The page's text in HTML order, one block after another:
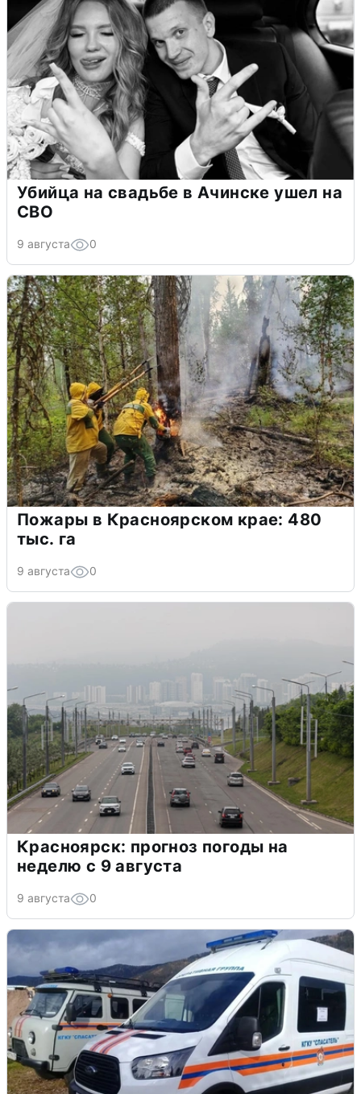
Убийца на свадьбе в Ачинске ушел на
СВО
9 августа 0
Пожары в Красноярском крае: 480
тыс. га
9 августа 0
Красноярск: прогноз погоды на
неделю с 9 августа
9 августа 0